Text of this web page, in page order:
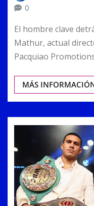
0
El hombre clave
Mathur, actual
Pacquiao
MÁS